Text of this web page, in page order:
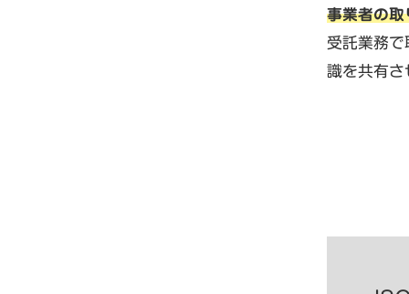
事業者の取
受託業務
識を共有さ